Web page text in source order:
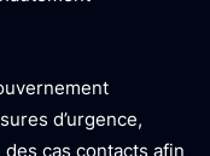
d’urgence,
cas contacts afin